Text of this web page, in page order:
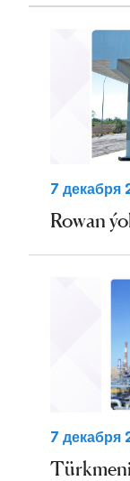
7 декабря
Rowan
7 декабря